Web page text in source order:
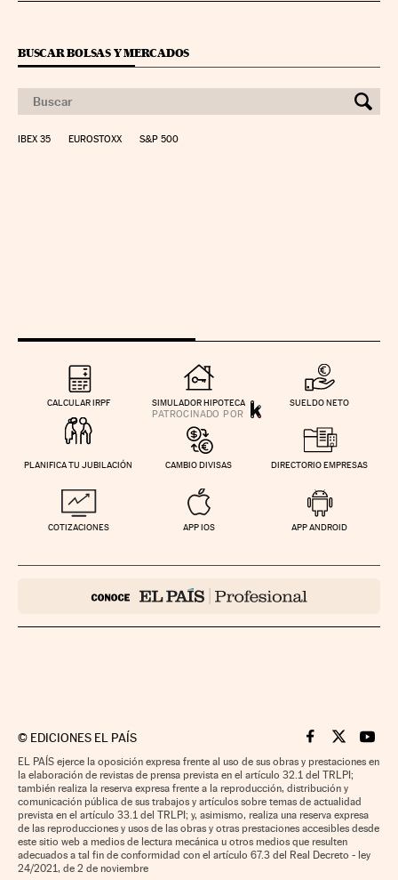
BUSCAR BOLSAS Y MERCADOS
IBEX 35 EUROSTOXX S&P 500
CALCULAR IRPF SIMULADOR HIPOTECA SUELDO NETO
PLANIFICA TU JUBILACIÓN CAMBIO DIVISAS DIRECTORIO EMPRESAS
COTIZACIONES APP IOS APP ANDROID
© EDICIONES EL PAÍS Cinco Días en
Cinco Días
Cinco
EL PAÍS ejerce la oposición expresa frente al uso de sus obras y prestaciones en
la elaboración de revistas de prensa prevista en el artículo 32.1 del TRLPI;
también realiza la reserva expresa frente a la reproducción, distribución y
comunicación pública de sus trabajos y artículos sobre temas de actualidad
prevista en el artículo 33.1 del TRLPI; y, asimismo, realiza una reserva expresa
de las reproducciones y usos de las obras y otras prestaciones accesibles desde
este sitio web a medios de lectura mecánica u otros medios que resulten
adecuados a tal fin de conformidad con el artículo 67.3 del Real Decreto - ley
24/2021, de 2 de noviembre